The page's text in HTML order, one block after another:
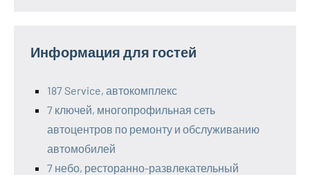
Информация для гостей
187 Service, автокомплекс
7 ключей, многопрофильная сеть
автоцентров по ремонту и обслуживанию
автомобилей
7 небо, ресторанно-развлекательный